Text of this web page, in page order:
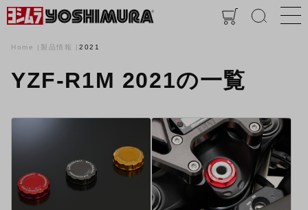
Home 製品情報 2021
YZF-R1M 2021の一覧